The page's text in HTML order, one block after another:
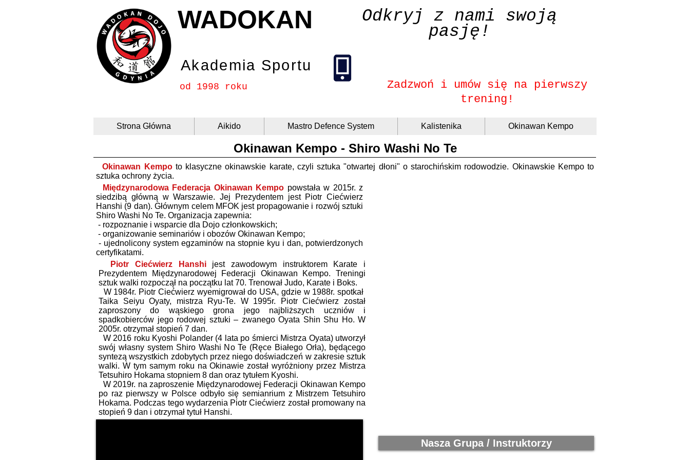
WADOKAN
Akademia Sportu
od 1998 roku
Odkryj z nami swoją
pasję!
Zadzwoń i umów się na pierwszy
trening!
Strona Główna Aikido Mastro Defence System Kalistenika Okinawan Kempo
Okinawan Kempo - Shiro Washi No Te
Okinawan Kempoto klasyczne okinawskie karate, czyli sztuka "otwartej dłoni" o starochińskim rodowodzie. Okinawskie Kempo to
sztuka ochrony życia.
Międzynarodowa Federacja Okinawan Kempo powstała w 2015r. z
siedzibą główną w Warszawie. Jej Prezydentem jest Piotr Ciećwierz
Hanshi (9 dan). Głównym celem MFOK jest propagowanie i rozwój sztuki
Shiro Washi No Te. Organizacja zapewnia:
- rozpoznanie i wsparcie dla Dojo członkowskich;
- organizowanie seminariów i obozów Okinawan Kempo;
- ujednolicony system egzaminów na stopnie kyu i dan, potwierdzonych
certyfikatami.
Piotr Ciećwierz Hanshijest zawodowym instruktorem Karate i
Prezydentem Międzynarodowej Federacji Okinawan Kempo. Treningi
sztuk walki rozpoczął na początku lat 70. Trenował Judo, Karate i Boks.
W 1984r. Piotr Ciećwierz wyemigrował do USA, gdzie w 1988r. spotkał
Taika Seiyu Oyaty, mistrza Ryu-Te. W 1995r. Piotr Ciećwierz został
zaproszony do wąskiego grona jego najbliższych uczniów i
spadkobierców jego rodowej sztuki – zwanego Oyata Shin Shu Ho. W
2005r. otrzymał stopień 7 dan.
W 2016 roku Kyoshi Polander (4 lata po śmierci Mistrza Oyata) utworzył
swój własny system Shiro Washi No Te (Ręce Białego Orła), będącego
syntezą wszystkich zdobytych przez niego doświadczeń w zakresie sztuk
walki. W tym samym roku na Okinawie został wyróżniony przez Mistrza
Tetsuhiro Hokama stopniem 8 dan oraz tytułem Kyoshi.
W 2019r. na zaproszenie Międzynarodowej Federacji Okinawan Kempo
po raz pierwszy w Polsce odbyło się semianrium z Mistrzem Tetsuhiro
Hokama. Podczas tego wydarzenia Piotr Ciećwierz został promowany na
stopień 9 dan i otrzymał tytuł Hanshi.
Nasza Grupa / Instruktorzy